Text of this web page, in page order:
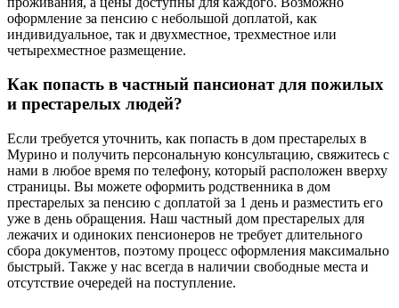
оформление за пенсию с небольшой доплатой, как
индивидуальное, так и двухместное, трехместное или
четырехместное размещение.
Как попасть в частный пансионат для пожилых
и престарелых людей?
Если требуется уточнить, как попасть в дом престарелых в
Мурино и получить персональную консультацию, свяжитесь с
нами в любое время по телефону, который расположен вверху
страницы. Вы можете оформить родственника в дом
престарелых за пенсию с доплатой за 1 день и разместить его
уже в день обращения. Наш частный дом престарелых для
лежачих и одиноких пенсионеров не требует длительного
сбора документов, поэтому процесс оформления максимально
быстрый. Также у нас всегда в наличии свободные места и
отсутствие очередей на поступление.